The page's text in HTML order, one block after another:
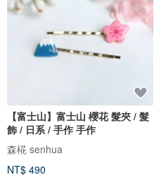
【富士山】富士山 櫻花 髮夾 / 髮
飾 / 日系 / 手作 手作
森椛 senhua
NT$ 490